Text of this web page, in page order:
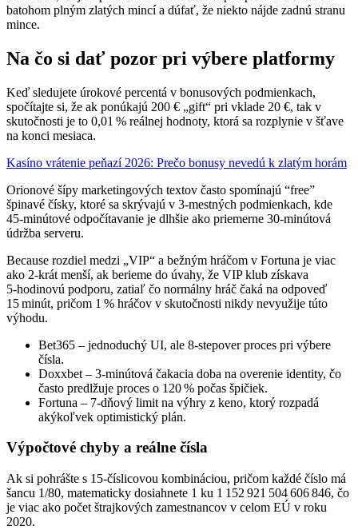
batohom plným zlatých mincí a dúfať, že niekto nájde zadnú stranu
mince.
Na čo si dať pozor pri výbere platformy
Keď sledujete úrokové percentá v bonusových podmienkach,
spočítajte si, že ak ponúkajú 200 € „gift“ pri vklade 20 €, tak v
skutočnosti je to 0,01 % reálnej hodnoty, ktorá sa rozplynie v šťave
na konci mesiaca.
Kasíno vrátenie peňazí 2026: Prečo bonusy nevedú k zlatým horám
Orionové šípy marketingových textov často spomínajú “free”
špinavé čísky, ktoré sa skrývajú v 3‑mestných podmienkach, kde
45‑minútové odpočítavanie je dlhšie ako priemerne 30‑minútová
údržba serveru.
Because rozdiel medzi „VIP“ a bežným hráčom v Fortuna je viac
ako 2‑krát menší, ak berieme do úvahy, že VIP klub získava
5‑hodinovú podporu, zatiaľ čo normálny hráč čaká na odpoveď
15 minút, pričom 1 % hráčov v skutočnosti nikdy nevyužije túto
výhodu.
Bet365 – jednoduchý UI, ale 8‑stepover proces pri výbere
čísla.
Doxxbet – 3‑minútová čakacia doba na overenie identity, čo
často predlžuje proces o 120 % počas špičiek.
Fortuna – 7‑dňový limit na výhry z keno, ktorý rozpadá
akýkoľvek optimistický plán.
Výpočtové chyby a reálne čísla
Ak si pohrášte s 15‑číslicovou kombináciou, pričom každé číslo má
šancu 1/80, matematicky dosiahnete 1 ku 1 152 921 504 606 846, čo
je viac ako počet štrajkových zamestnancov v celom EÚ v roku
2020.